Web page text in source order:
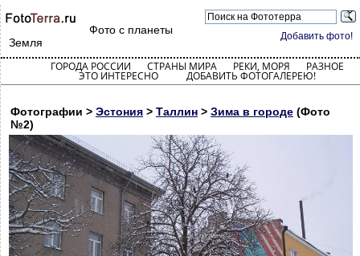
Добавить фото!
Фото с планеты
Земля
ГОРОДА РОССИИ СТРАНЫ МИРА РЕКИ, МОРЯ РАЗНОЕ
ЭТО ИНТЕРЕСНО ДОБАВИТЬ ФОТОГАЛЕРЕЮ!
Фотографии > Эстония > Таллин > Зима в городе (Фото
№2)